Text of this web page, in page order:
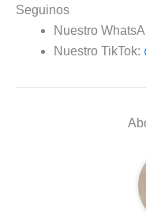
Seguinos
Nuestro
Nuestro TikTok: